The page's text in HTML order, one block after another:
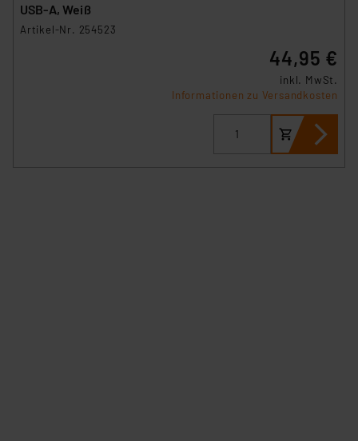
USB-A, Weiß
Artikel-Nr. 254523
44,95 €
inkl. MwSt.
Informationen zu Versandkosten